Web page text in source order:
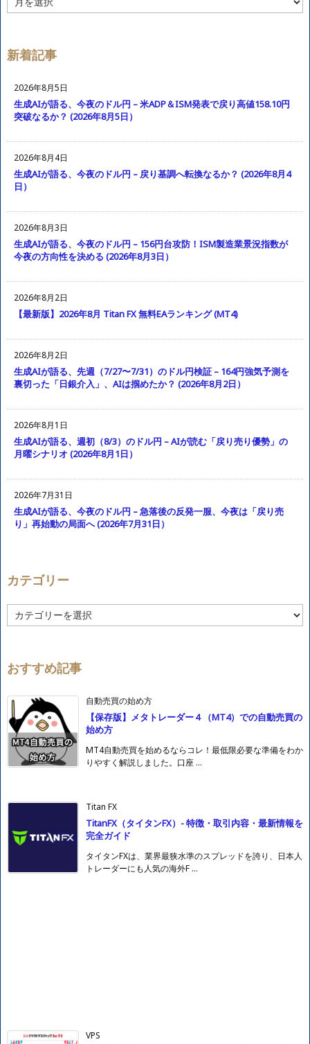
ー
ブ
新着記事
2026年8月5日
生成AIが語る、今夜のドル円 – 米ADP＆ISM発表で戻り高値158.10円
突破なるか？ (2026年8月5日）
2026年8月4日
生成AIが語る、今夜のドル円 – 戻り基調へ転換なるか？ (2026年8月4
日）
2026年8月3日
生成AIが語る、今夜のドル円 – 156円台攻防！ISM製造業景況指数が
今夜の方向性を決める (2026年8月3日）
2026年8月2日
【最新版】2026年8月 Titan FX 無料EAランキング (MT4)
2026年8月2日
生成AIが語る、先週（7/27〜7/31）のドル円検証 – 164円強気予測を
裏切った「日銀介入」、AIは掴めたか？ (2026年8月2日）
2026年8月1日
生成AIが語る、週初（8/3）のドル円 – AIが読む「戻り売り優勢」の
月曜シナリオ (2026年8月1日）
2026年7月31日
生成AIが語る、今夜のドル円 – 急落後の反発一服、今夜は「戻り売
り」再始動の局面へ (2026年7月31日）
カテゴリー
カ
テ
ー
おすすめ記事
自動売買の始め方
【保存版】メタトレーダー４（MT4）での自動売買の
始め方
MT4自動売買を始めるならコレ！最低限必要な準備をわか
りやすく解説しました。口座 ...
Titan FX
TitanFX（タイタンFX）- 特徴・取引内容・最新情報を
完全ガイド
タイタンFXは、業界最狭水準のスプレッドを誇り、日本人
トレーダーにも人気の海外F ...
VPS